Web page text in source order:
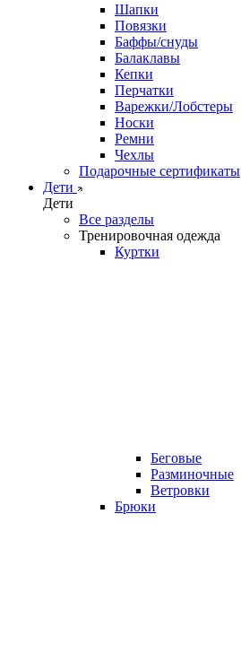
Шапки
Повязки
Баффы/снуды
Балаклавы
Кепки
Перчатки
Варежки/Лобстеры
Носки
Ремни
Чехлы
Подарочные сертификаты
Дети
Дети
Все разделы
Тренировочная одежда
Куртки
Беговые
Разминочные
Ветровки
Брюки